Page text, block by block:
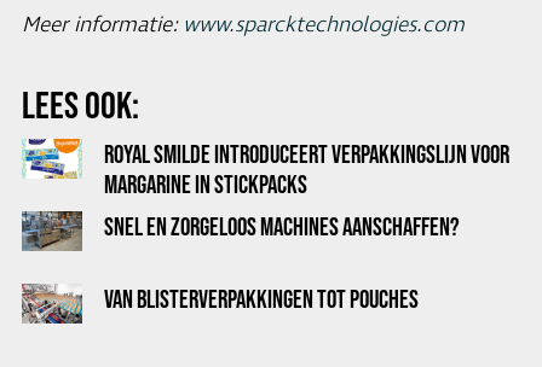
Meer informatie: www.sparcktechnologies.com
LEES OOK:
ROYAL SMILDE INTRODUCEERT VERPAKKINGSLIJN VOOR
MARGARINE IN STICKPACKS
SNEL EN ZORGELOOS MACHINES AANSCHAFFEN?
VAN BLISTERVERPAKKINGEN TOT POUCHES